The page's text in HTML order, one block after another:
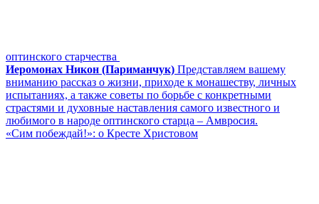
оптинского старчества
Иеромонах Никон (Париманчук) Представляем вашему
вниманию рассказ о жизни, приходе к монашеству, личных
испытаниях, а также советы по борьбе с конкретными
страстями и духовные наставления самого известного и
любимого в народе оптинского старца – Амвросия.
«Сим побеждай!»: о Кресте Христовом